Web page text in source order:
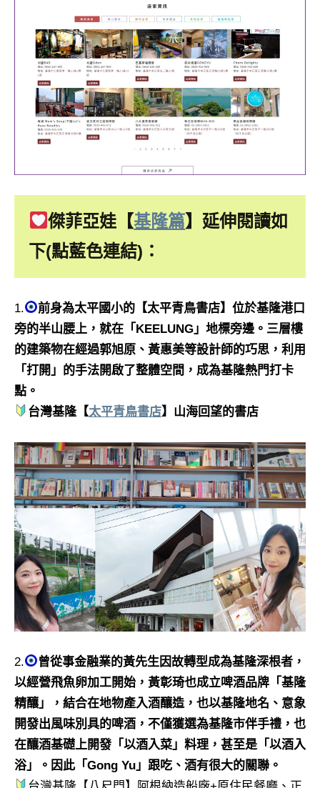
傑菲亞娃【基隆篇】延伸閱讀如
下(點藍色連結)：
1.
前身為太平國小的【太平青鳥書店】位於基隆港口
旁的半山腰上，就在「KEELUNG」地標旁邊。三層樓
的建築物在經過郭旭原、黃惠美等設計師的巧思，利用
「打開」的手法開啟了整體空間，成為基隆熱門打卡
點。
台灣基隆【太平青鳥書店】山海回望的書店
2.
曾從事金融業的黃先生因故轉型成為基隆深根者，
以經營飛魚卵加工開始，黃彰琦也成立啤酒品牌「基隆
精釀」，結合在地物產入酒釀造，也以基隆地名、意象
開發出風味別具的啤酒，不僅獲選為基隆市伴手禮，也
在釀酒基礎上開發「以酒入菜」料理，甚至是「以酒入
浴」。因此「Gong Yu」跟吃、酒有很大的關聯。